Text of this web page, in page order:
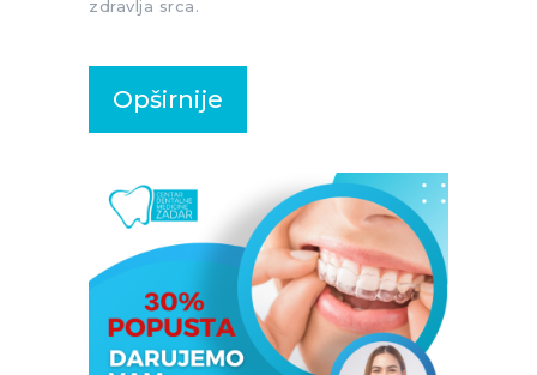
zdravlja srca.
Opširnije